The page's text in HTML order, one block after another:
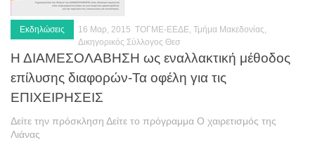
Επικοινωνία
Εκδηλώσεις 16 Μαρ, 2015 ΤΟΓΜΕ-ΕΕΔΕ, Τμήμα Μακεδονίας,
Δικηγορικός Σύλλογος Θεσ
Η ΔΙΑΜΕΣΟΛΑΒΗΣΗ ως εναλλακτική μέθοδος
επίλυσης διαφορών-Τα οφέλη για τις
ΕΠΙΧΕΙΡΗΣΕΙΣ
Δείτε την πρόσκληση Δείτε το πρόγραμμα Ο χαιρετισμός της
Λιάνας